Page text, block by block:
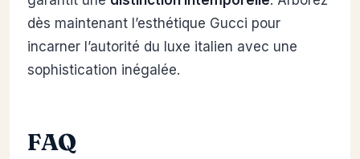
dès maintenant l’esthétique Gucci pour
incarner l’autorité du luxe italien avec une
sophistication inégalée.
FAQ